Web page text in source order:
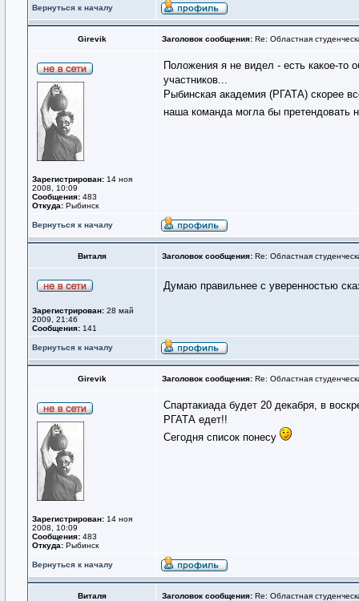
Вернуться к началу
Girevik Заголовок сообщения: Re: Областная
Зарегистрирован: 14 ноя
2008, 10:09
Сообщения: 483
Откуда: Рыбинск
Положения я не видел - есть какое-то
участников...
Рыбинская академия (РГАТА) скорее
наша команда могла бы претендовать
Вернуться к началу
Виталя Заголовок сообщения: Re: Областная
Зарегистрирован: 28 май
2009, 21:46
Сообщения: 141
Думаю правильнее с уверенностью
Вернуться к началу
Girevik Заголовок сообщения: Re: Областная
Зарегистрирован: 14 ноя
2008, 10:09
Сообщения: 483
Откуда: Рыбинск
Спартакиада будет 20 декабря, в
РГАТА едет!!
Сегодня список понесу
Вернуться к началу
Виталя Заголовок сообщения: Re: Областная